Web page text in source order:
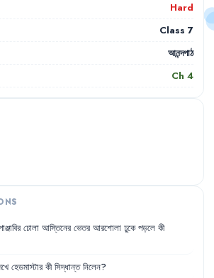
Hard
Class 7
আনন্দপাঠ
Ch 4
ঢোলা আস্তিনের ভেতর আরশোলা ঢুকে পড়লে কী
হেডমাস্টার কী সিদ্ধান্ত নিলেন?